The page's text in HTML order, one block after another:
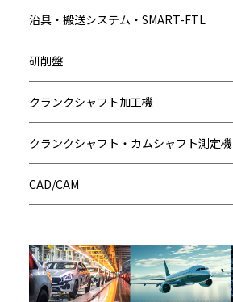
治具・搬送システム・SMART-FTL
研削盤
クランクシャフト加工機
クランクシャフト・カムシャフト測定機
CAD/CAM